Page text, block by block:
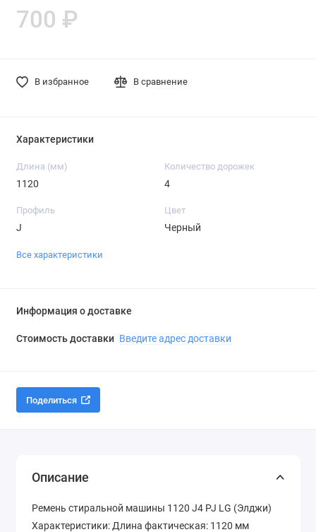
700 ₽
В избранное В сравнение
Характеристики
Длина (мм)
1120
Количество дорожек
4
Профиль
J
Цвет
Черный
Все характеристики
Информация о доставке
Стоимость доставки Введите адрес доставки
Поделиться
Описание
Ремень стиральной машины 1120 J4 PJ LG (Элджи)
Характеристики: Длина фактическая: 1120 мм